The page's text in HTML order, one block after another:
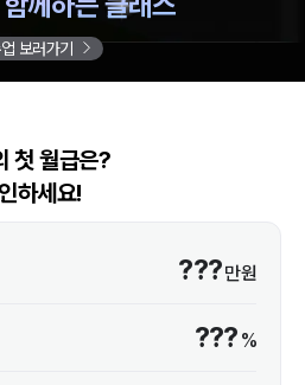
보러가기
첫 월급은?
하세요!
???만원
??? %